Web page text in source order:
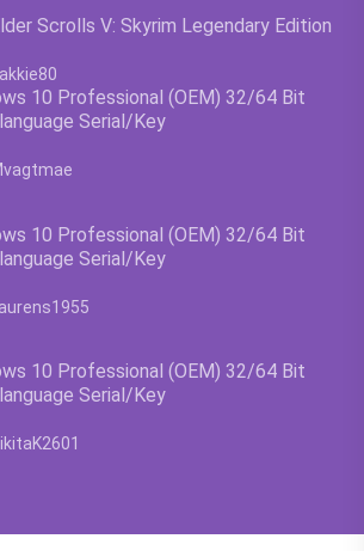
Scrolls V: Skyrim Legendary Edition
4.63
10 Professional (OEM) 32/64 Bit
Serial/Key
4.63
10 Professional (OEM) 32/64 Bit
Serial/Key
4.63uit 5
10 Professional (OEM) 32/64 Bit
Serial/Key
4.63